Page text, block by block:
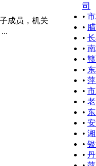
成员，机关
司
•
•
•
•
•
•
•
•
•
•
•
•
•
•